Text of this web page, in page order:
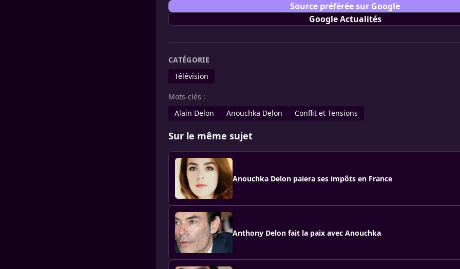
Source préférée sur Google
Google Actualités
CATÉGORIE
Télévision
Mots-clés :
Alain Delon
Anouchka Delon Conflit et Tensions
Sur le même sujet
Anouchka Delon paiera ses impôts en France
Anthony Delon fait la paix avec Anouchka